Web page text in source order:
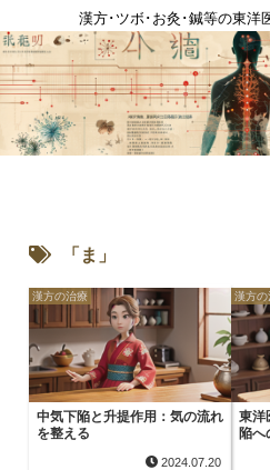
漢方･ツボ･お灸･鍼等の東洋
「ま」
漢方の治療
中気下陥と升提作用：気の流れ
を整える
2024.07.20
漢方の
東洋
陥へ